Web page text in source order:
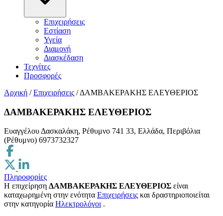
Επιχειρήσεις
Εστίαση
Υγεία
Διαμονή
Διασκέδαση
Τεχνίτες
Προσφορές
Αρχική / Επιχειρήσεις / ΔΑΜΒΑΚΕΡΑΚΗΣ ΕΛΕΥΘΕΡΙΟΣ
ΔΑΜΒΑΚΕΡΑΚΗΣ ΕΛΕΥΘΕΡΙΟΣ
Ευαγγέλου Δασκαλάκη, Ρέθυμνο 741 33, Ελλάδα, Περιβόλια
(Ρέθυμνο) 6973732327
Πληροφορίες
Η επιχείρηση ΔΑΜΒΑΚΕΡΑΚΗΣ ΕΛΕΥΘΕΡΙΟΣ είναι
καταχωρημένη στην ενότητα Επιχειρήσεις και δραστηριοποιείται
στην κατηγορία Ηλεκτρολόγοι .